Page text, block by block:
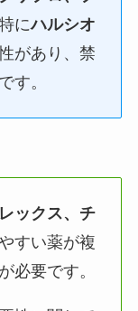
にハルシオ
があり、禁
す。
ックス、チ
すい薬が複
必要です。